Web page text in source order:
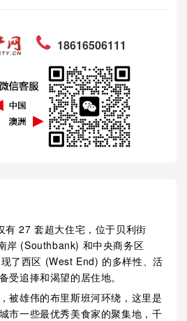
18616506111
27 套超大住宅，位于贝利街
岸 (Southbank) 和中央商务区
了西区 (West End) 的多样性、活
受追捧和渴望的居住地。
被雄伟的布里斯班河环绕，这里是
市一些最优秀美食家的聚集地，千